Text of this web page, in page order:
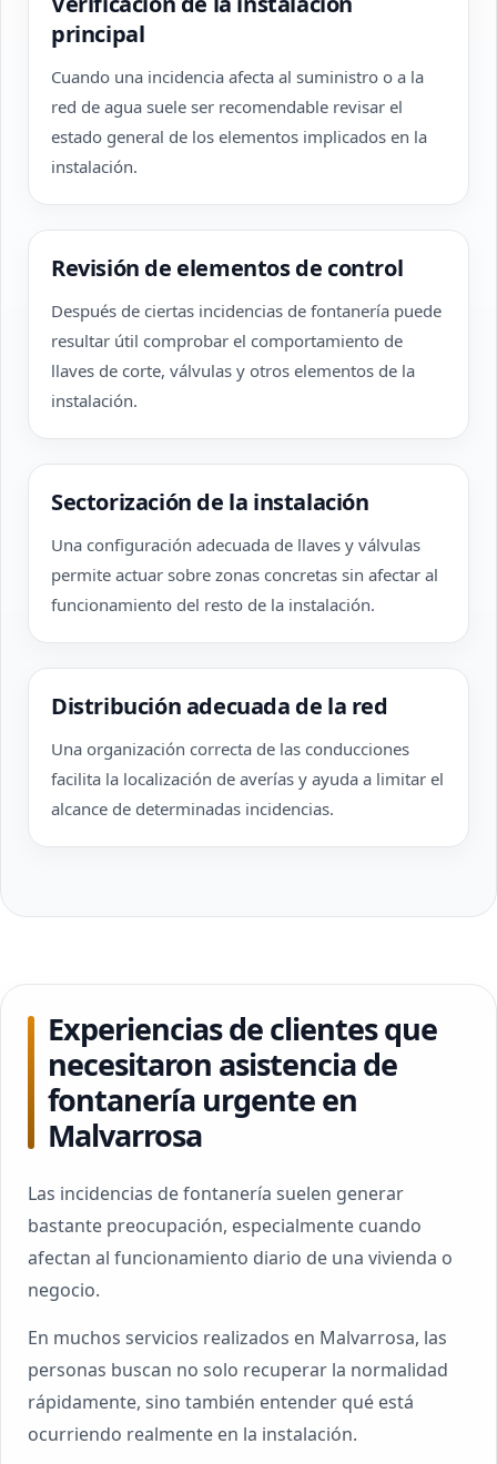
principal
Cuando una incidencia afecta al suministro o a la
red de agua suele ser recomendable revisar el
estado general de los elementos implicados en la
instalación.
Revisión de elementos de control
Después de ciertas incidencias de fontanería puede
resultar útil comprobar el comportamiento de
llaves de corte, válvulas y otros elementos de la
instalación.
Sectorización de la instalación
Una configuración adecuada de llaves y válvulas
permite actuar sobre zonas concretas sin afectar al
funcionamiento del resto de la instalación.
Distribución adecuada de la red
Una organización correcta de las conducciones
facilita la localización de averías y ayuda a limitar el
alcance de determinadas incidencias.
Experiencias de clientes que
necesitaron asistencia de
fontanería urgente en
Malvarrosa
Las incidencias de fontanería suelen generar
bastante preocupación, especialmente cuando
afectan al funcionamiento diario de una vivienda o
negocio.
En muchos servicios realizados en Malvarrosa, las
personas buscan no solo recuperar la normalidad
rápidamente, sino también entender qué está
ocurriendo realmente en la instalación.